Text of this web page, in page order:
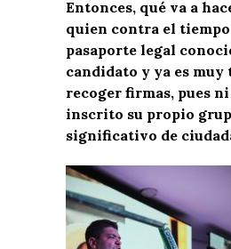
Entonces, qué va a
quien contra el
pasaporte legal
candidato y ya es muy
recoger firmas, pues
inscrito su propio
significativo de